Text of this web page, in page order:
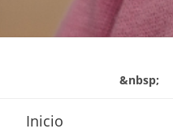
&nbsp;
Inicio